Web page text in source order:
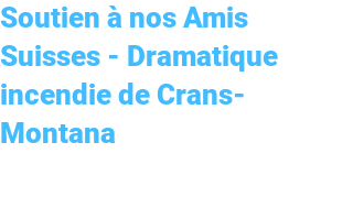
Soutien à nos Amis
Suisses - Dramatique
incendie de Crans-
Montana